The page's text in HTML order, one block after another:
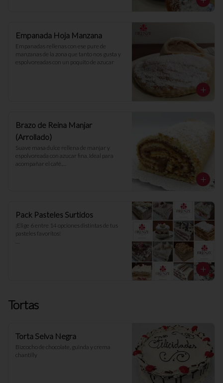
Empanada Hoja Manzana
Empanadas rellenas con ese pure de
manzanas de la zona que tanto nos gusta y
espolvoreadas con un poquito de azucar
Brazo de Reina Manjar
(Arrollado)
Suave masa dulce rellena de manjar y
espolvoreada con azucar fina. Ideal para
acompañar el café.
Pack Pasteles Surtidos
¡Elige 6 entre 14 opciones distintas de tus
pasteles favoritos!
Tortas
Torta Selva Negra
Bizcocho de chocolate, guinda y crema
chantilly